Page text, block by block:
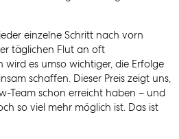
einzelne Schritt nach vorn
täglichen Flut an oft
es umso wichtiger, die Erfolge
schaffen. Dieser Preis zeigt uns,
Team schon erreicht haben – und
so viel mehr möglich ist. Das ist